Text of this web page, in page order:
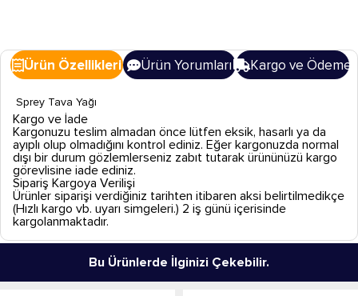
Ürün Özellikleri Ürün Yorumları Kargo ve Ödeme
Sprey Tava Yağı
Kargo ve İade
Kargonuzu teslim almadan önce lütfen eksik, hasarlı ya da
ayıplı olup olmadığını kontrol ediniz. Eğer kargonuzda normal
dışı bir durum gözlemlerseniz zabıt tutarak ürününüzü kargo
görevlisine iade ediniz.
Sipariş Kargoya Verilişi
Ürünler siparişi verdiğiniz tarihten itibaren aksi belirtilmedikçe
(Hızlı kargo vb. uyarı simgeleri.) 2 iş günü içerisinde
kargolanmaktadır.
Bu Ürünlerde İlginizi Çekebilir.